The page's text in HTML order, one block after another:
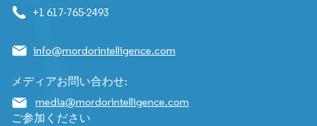
+1 617-765-2493
info@mordorintelligence.com
メディアお問い合わせ:
media@mordorintelligence.com
ご参加ください